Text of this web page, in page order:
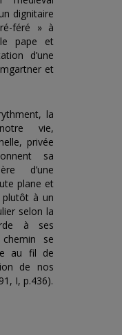
dignitaire
féré » à
le pape et
d’une
et
la
vie,
privée
sa
d’une
plane et
plutôt à un
selon la
à ses
se
au fil de
de nos
I, p.436).